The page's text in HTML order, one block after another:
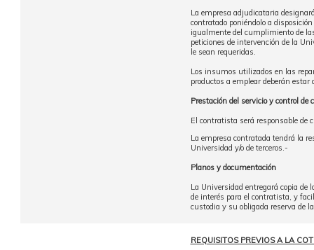
La empresa adjudicataria
contratado poniéndolo a
igualmente del cumplimiento de
peticiones de intervención de la
le sean requeridas.
Los insumos utilizados en las
productos a emplear deberán
Prestación del servicio y control de
El contratista será responsable de
La empresa contratada tendrá la
Universidad y/o de terceros.-
Planos y documentación
La Universidad entregará copia de
de interés para el contratista, y
custodia y su obligada reserva de
REQUISITOS PREVIOS A LA